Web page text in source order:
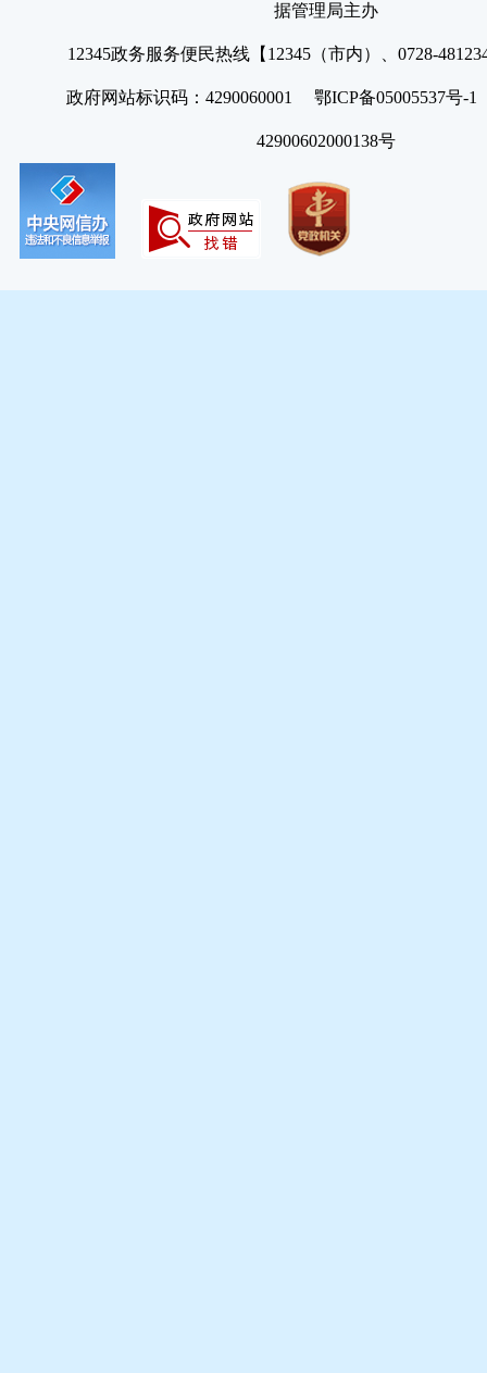
据管理局主办
12345政务服务便民热线【12345（市内）、0728-
政府网站标识码：4290060001 鄂ICP备05005537号
42900602000138号